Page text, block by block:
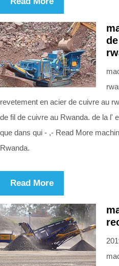
revetement en acier de cuivre au
de fil de cuivre au Rwanda. de la l'
que dans qui - ,- Read More
Rwanda.
Read More